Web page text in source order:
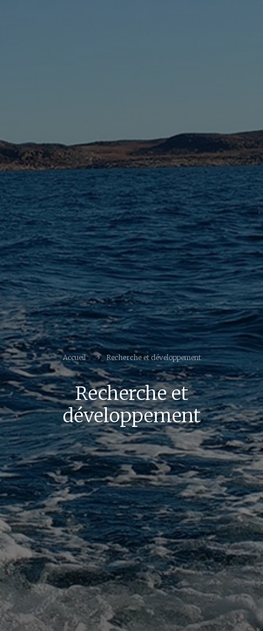
Accueil Recherche et développement
Recherche et
développement